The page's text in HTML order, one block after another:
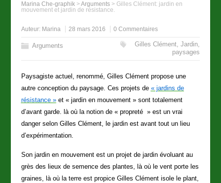
Marina Che-graphik>Arguments> Gilles Clément: jardin en
mouvement et jardin de résistance.
Auteur: Marina 28 mars 2016 0 Commentaires
Arguments Gilles Clément,Jardin,
paysages
Paysagiste actuel, renommé, Gilles Clément propose une
autre conception du paysage. Ces projets de « jardins de
résistance »et « jardin en mouvement » sont totalement
d’avant garde. là où la notion de « propreté » est un vrai
danger selon Gilles Clément, le jardin est avant tout un lieu
d’expérimentation.
Son jardin en mouvement est un projet de jardin évoluant au
grès des lieux de semence des plantes, là où le vent porte les
graines, là où la terre est propice Gilles Clément isole le plant,